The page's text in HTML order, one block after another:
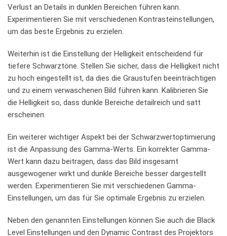
Verlust ⁢an Details⁤ in ⁤dunklen​ Bereichen führen ⁢kann.
Experimentieren Sie mit verschiedenen Kontrasteinstellungen,
um⁣ das beste Ergebnis ​zu erzielen.
Weiterhin ​ist die Einstellung der Helligkeit entscheidend für
tiefere Schwarztöne.⁢ Stellen Sie sicher,​ dass‌ die Helligkeit ⁣nicht
zu hoch eingestellt ⁢ist, da ⁤dies die Graustufen beeinträchtigen
und zu einem ‍verwaschenen⁢ Bild führen kann. Kalibrieren Sie
die Helligkeit ‌so, dass dunkle Bereiche⁤ detailreich und ⁣satt
erscheinen.
Ein⁣ weiterer wichtiger ‍Aspekt bei ⁣der Schwarzwertoptimierung
ist die⁤ Anpassung des Gamma-Werts. Ein korrekter Gamma-
Wert kann dazu beitragen, ‌dass das ‍Bild insgesamt
ausgewogener ‌wirkt ‌und dunkle Bereiche ⁢besser dargestellt
werden. Experimentieren Sie mit verschiedenen Gamma-
Einstellungen, um das für Sie optimale Ergebnis ​zu erzielen.
Neben ‍den genannten Einstellungen können Sie auch die Black
Level Einstellungen und⁤ den Dynamic Contrast des ‍Projektors